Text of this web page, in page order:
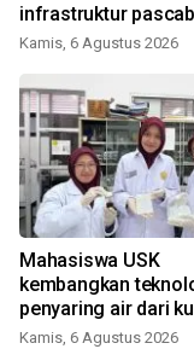
infrastruktur
di Aceh
Kamis, 6 Agustus 2026
Mahasiswa USK
kembangkan
penyaring air dari
manggis
Kamis, 6 Agustus 2026